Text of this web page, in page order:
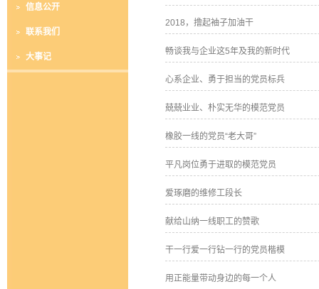
信息公开
联系我们
大事记
2018，撸起袖子加油干
畅谈我与企业这5年及我的新时代
心系企业、勇于担当的党员标兵
兢兢业业、朴实无华的模范党员
橡胶一线的党员“老大哥”
平凡岗位勇于进取的模范党员
爱琢磨的维修工段长
献给山纳一线职工的赞歌
干一行爱一行钻一行的党员楷模
用正能量带动身边的每一个人